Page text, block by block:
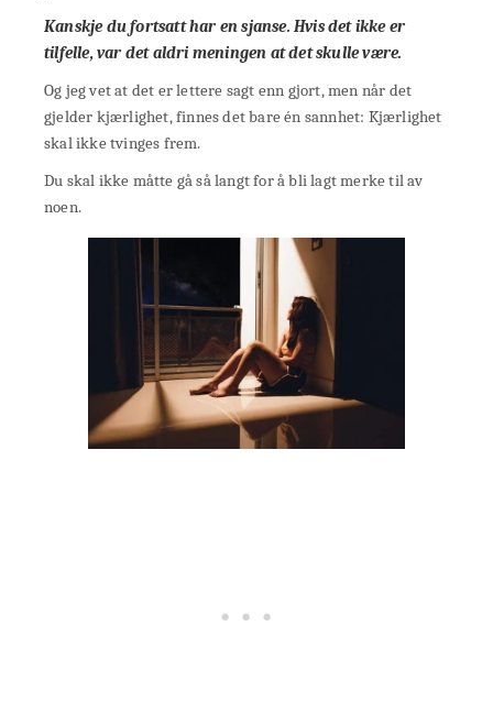
Kanskje du fortsatt har en sjanse. Hvis det ikke er
tilfelle, var det aldri meningen at det skulle være.
Og jeg vet at det er lettere sagt enn gjort, men når det
gjelder kjærlighet, finnes det bare én sannhet: Kjærlighet
skal ikke tvinges frem.
Du skal ikke måtte gå så langt for å bli lagt merke til av
noen.